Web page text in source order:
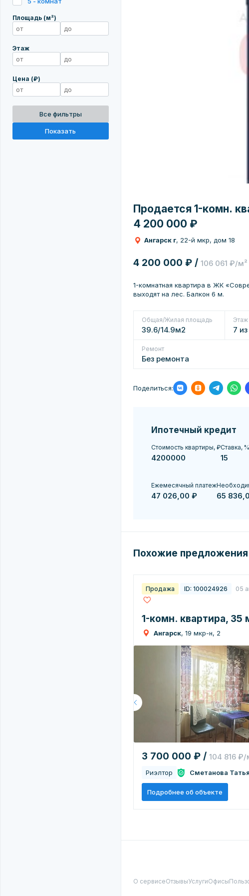
Площадь (м²)
Этаж
Цена (₽)
Все фильтры
Показать
Продается 1-комн.
4 200 000 ₽
Ангарск г, 22-й мкр, дом 18
4 200 000 ₽ / 106 061 ₽/м²
1-комнатная квартира в ЖК
выходят на лес. Балкон 6 м.
Общая/Жилая площадь
39.6/14.9м2
Этаж
7
Ремонт
Без ремонта
Поделиться:
Ипотечный кредит
Стоимость квартиры, ₽Ставка, %
Ежемесячный платеж
47 026,00 ₽ 65
Похожие предложения
Продажа ID: 100024926 05
1-комн. квартира, 35
Ангарск, 19 мкр-н, 2
3 700 000 ₽ / 104 816 ₽/
Риэлтор Сметанова
Подробнее об объекте
О сервисеОтзывыУслугиОфисы